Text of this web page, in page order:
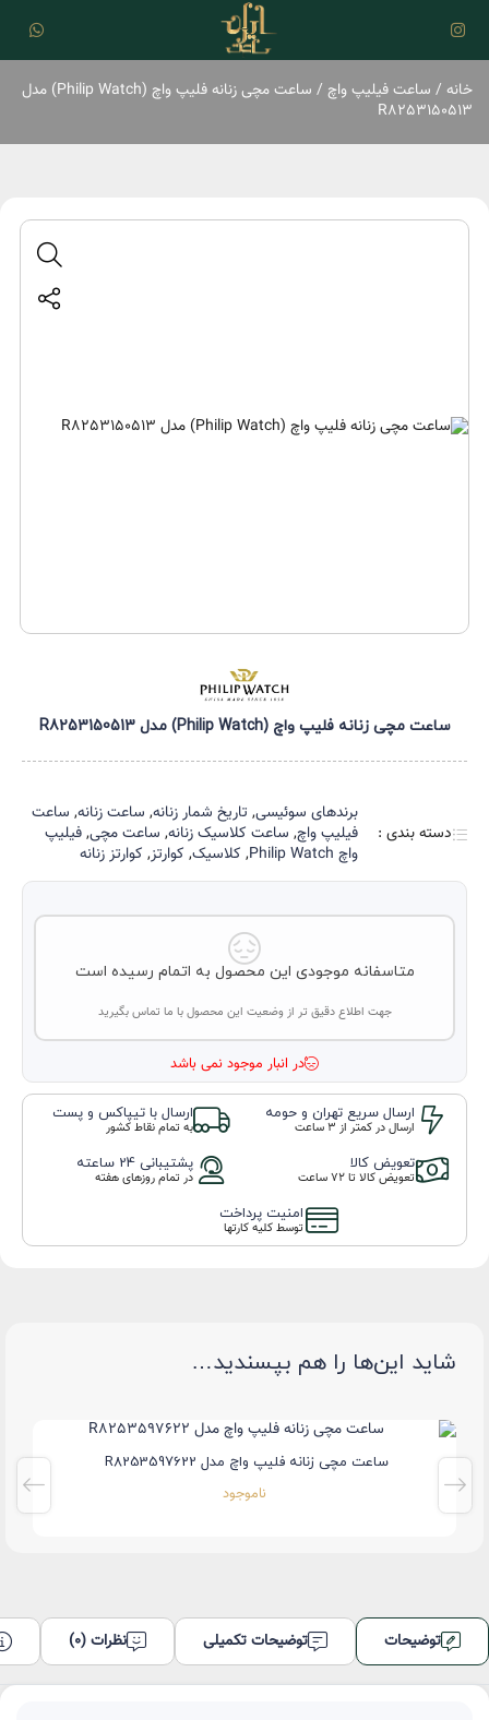
خانه / ساعت فیلیپ واچ
/ ساعت مچی زنانه فلیپ واچ (Philip Watch) مدل
R8253150513
ساعت مچی زنانه فلیپ واچ (Philip Watch) مدل R8253150513
دسته بندی :
برند‌های سوئیسی, تاریخ شمار زنانه, ساعت زنانه, ساعت
فیلیپ واچ, ساعت کلاسیک زنانه, ساعت مچی,فیلیپ
واچ Philip Watch
, کلاسیک, کوارتز, کوارتز زنانه
متاسفانه موجودی این محصول به اتمام رسیده است
جهت اطلاع دقیق تر از وضعیت این محصول با ما تماس بگیرید
در انبار موجود نمی باشد
ارسال سریع تهران و حومه
ارسال در کمتر از 3 ساعت
ارسال با تیپاکس و پست
به تمام نقاط کشور
تعویض کالا
تعویض کالا تا ۷۲ ساعت
پشتیبانی 24 ساعته
در تمام روزهای هفته
امنیت پرداخت
توسط کلیه کارتها
شاید این‌ها را هم بپسندید…
ساعت مچی زنانه فلیپ واچ مدل R8253597622
ناموجود
توضیحات توضیحات تکمیلی نظرات (0)